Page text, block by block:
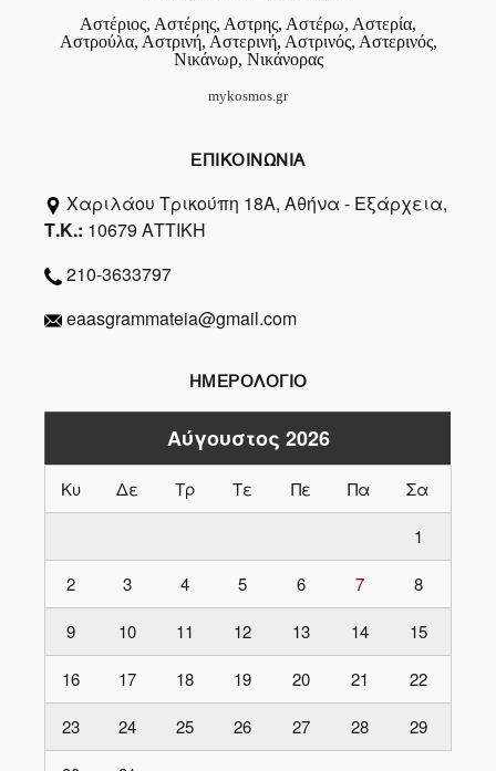
Αστέριος, Αστέρης, Αστρης, Αστέρω, Αστερία,
Αστρούλα, Αστρινή, Αστερινή, Αστρινός, Αστερινός,
Νικάνωρ, Νικάνορας
mykosmos.gr
ΕΠΙΚΟΙΝΩΝΙΑ
Χαριλάου Τρικούπη 18Α, Αθήνα - Εξάρχεια,
Τ.Κ.: 10679 ΑΤΤΙΚΗ
210-3633797
eaasgrammateia@gmail.com
ΗΜΕΡΟΛΟΓΙΟ
Αύγουστος 2026
Κυ Δε Τρ Τε Πε Πα Σα
1
2 3 4 5 6 7 8
9 10 11 12 13 14 15
16 17 18 19 20 21 22
23 24 25 26 27 28 29